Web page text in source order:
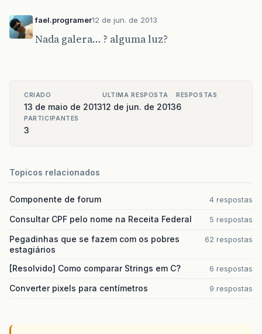
fael.programer12 de jun. de 2013
Nada galera… ? alguma luz?
CRIADO
13 de maio de 2013
ULTIMA RESPOSTA
12 de jun. de 2013
RESPOSTAS
6
PARTICIPANTES
3
Topicos relacionados
Componente de forum 4 respostas
Consultar CPF pelo nome na Receita Federal 5 respostas
Pegadinhas que se fazem com os pobres
estagiários
62 respostas
[Resolvido] Como comparar Strings em C? 6 respostas
Converter pixels para centímetros 9 respostas